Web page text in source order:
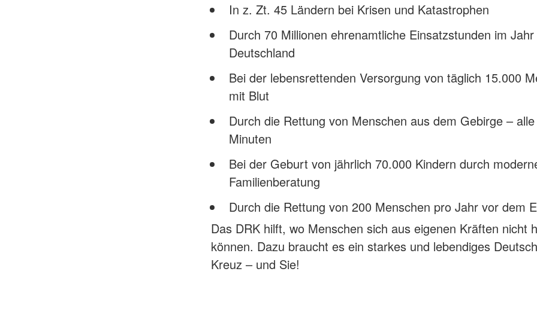
In z. Zt. 45 Ländern bei Krisen und Katastrophen
Durch 70 Millionen ehrenamtliche Einsatzstunden im
Deutschland
Bei der lebensrettenden Versorgung von täglich 15.000
mit Blut
Durch die Rettung von Menschen aus dem Gebirge –
Minuten
Bei der Geburt von jährlich 70.000 Kindern durch
Familienberatung
Durch die Rettung von 200 Menschen pro Jahr vor dem
Das DRK hilft, wo Menschen sich aus eigenen Kräften nicht
können. Dazu braucht es ein starkes und lebendiges
Kreuz – und Sie!